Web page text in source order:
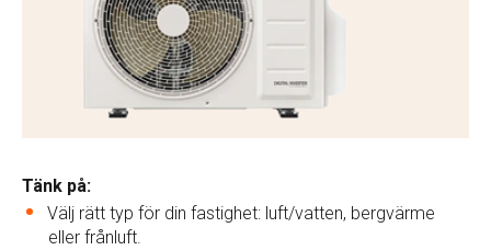
Tänk på:
Välj rätt typ för din fastighet: luft/vatten, bergvärme
eller frånluft.